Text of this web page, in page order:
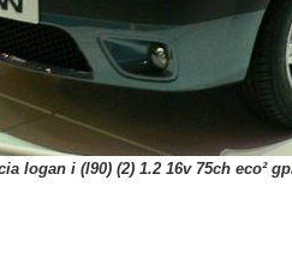
logan i (l90) (2) 1.2 16v 75ch eco²